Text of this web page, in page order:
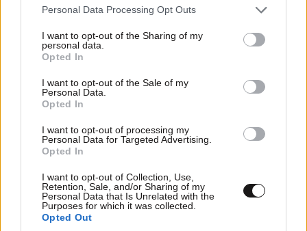
Please note that this website/app uses one or more Google
not limited to your visit or usage behaviour. You may click to
grant or deny consent to Google and its third-party tags to
use your data for below specified purposes in below Google
consent section.
Personal Data Processing Opt Outs
I want to opt-out of the Sharing of my
personal data.
Opted In
I want to opt-out of the Sale of my
Personal Data.
Opted In
I want to opt-out of processing my
Personal Data for Targeted Advertising.
Opted In
I want to opt-out of Collection, Use,
Retention, Sale, and/or Sharing of my
Personal Data that Is Unrelated with the
Purposes for which it was collected.
Opted Out
των λαθρο ακομα καλυτερα .
Απαντήστε
promitheas
Για να είστε σωστοί και να συμφωνήσω μαζι σας
συμπληρώστε : Και να μην ανεχετε ο λαός τη βία των
Απαντήστε